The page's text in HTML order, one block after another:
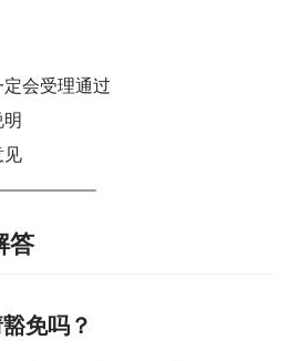
会受理通过
见
答
免吗？